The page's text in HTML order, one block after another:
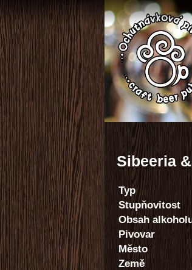
Sibeeria
Typ
Stupňovitost
Obsah
Pivovar
Město
Země